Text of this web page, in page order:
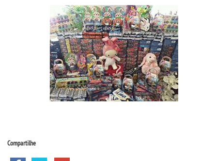
BACHARELADOS
LICENCIATURAS
VESTIBULAR
Compartilhe